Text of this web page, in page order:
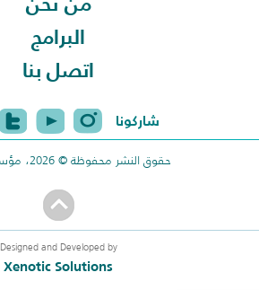
البرامج
اتصل بنا
شاركونا
حقوق النشر محفوظة © 2026، مؤسسة المشرق.
Designed and Developed by
Xenotic Solutions